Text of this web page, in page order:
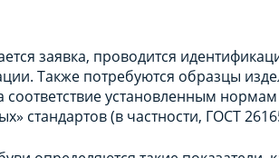
заявка, проводится
Также потребуются образцы
установленным
стандартов (в частности, ГОСТ